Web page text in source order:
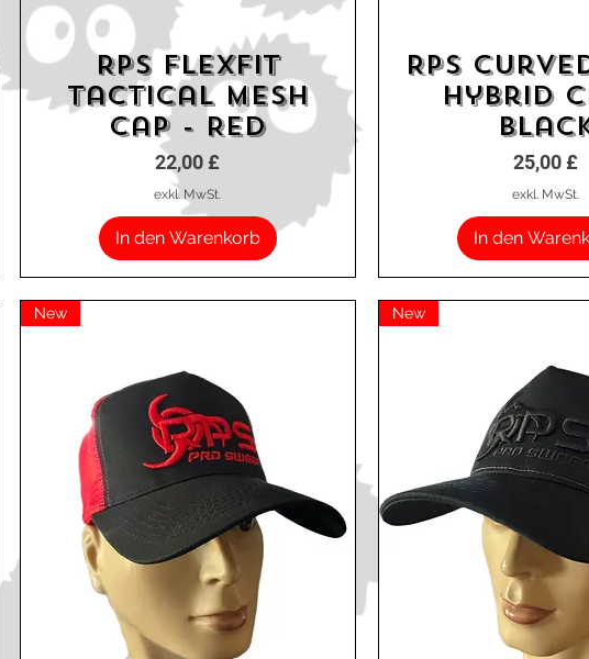
Schnellansicht
RPS Flexfit
Tactical Mesh
Cap - Red
Preis
22,00 £
exkl. MwSt.
In den Warenkorb
RPS
Hybrid
Preis
25,00 £
exkl. MwSt.
In den
New New